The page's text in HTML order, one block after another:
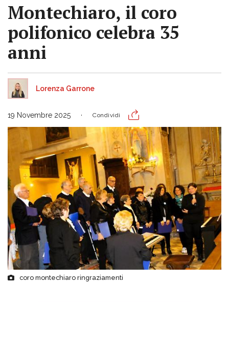
Montechiaro, il coro
polifonico celebra 35
anni
Lorenza Garrone
19 Novembre 2025 Condividi
coro montechiaro ringraziamenti